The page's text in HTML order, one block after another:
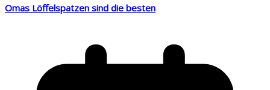
Omas Löffelspatzen sind die besten